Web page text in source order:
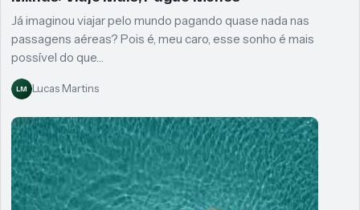
Já imaginou viajar pelo mundo pagando quase nada nas
passagens aéreas? Pois é, meu caro, esse sonho é mais
possível do que…
LM Lucas Martins